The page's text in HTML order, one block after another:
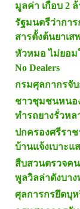
มูลค่า เกือบ 2
รัฐมนตรีว่ากา
สารตั้งต้นยาเส
หัวหมอ ไม่ยอม
No Dealers
กรมศุลกากรจั
ชาวชุมชนหนอ
ทำรถยางรั่วห
ปกครองศรีรา
บ้านแจ้งเบาะแส
สืบสวนตรวจคน
พูลวิลล่าดังบาง
ศุลการกรยึดบุ